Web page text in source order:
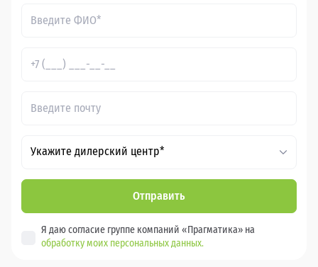
Укажите дилерский центр*
Отправить
Я даю согласие группе компаний «Прагматика» на
обработку моих персональных данных.